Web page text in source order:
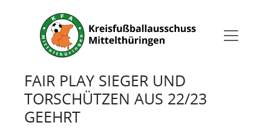
FAIR PLAY SIEGER UND
TORSCHÜTZEN AUS 22/23
GEEHRT